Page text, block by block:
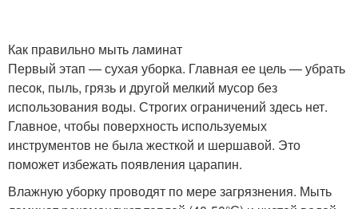
Как правильно мыть ламинат
Первый этап — сухая уборка. Главная ее цель — убрать
песок, пыль, грязь и другой мелкий мусор без
использования воды. Строгих ограничений здесь нет.
Главное, чтобы поверхность используемых
инструментов не была жесткой и шершавой. Это
поможет избежать появления царапин.
Влажную уборку проводят по мере загрязнения. Мыть